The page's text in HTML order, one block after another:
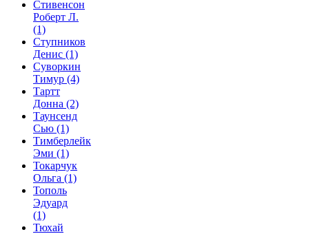
Стивенсон
Роберт Л.
(1)
Ступников
Денис (1)
Суворкин
Тимур (4)
Тартт
Донна (2)
Таунсенд
Сью (1)
Тимберлейк
Эми (1)
Токарчук
Ольга (1)
Тополь
Эдуард
(1)
Тюхай